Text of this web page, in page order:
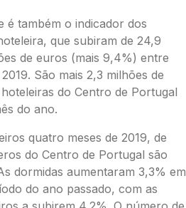
é também o indicador dos
que subiram de 24,9
de euros (mais 9,4%) entre
São mais 2,3 milhões de
do Centro de Portugal
do ano.
quatro meses de 2019, de
do Centro de Portugal são
dormidas aumentaram 3,3% em
do ano passado, com as